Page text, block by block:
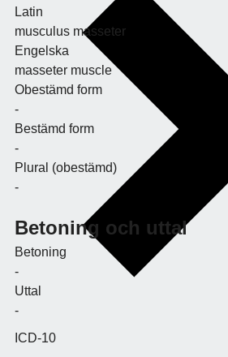
Latin
musculus masseter
Engelska
masseter muscle
Obestämd form
-
Bestämd form
-
Plural (obestämd)
-
Betoning och uttal
Betoning
-
Uttal
-
ICD-10